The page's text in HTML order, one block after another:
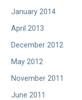
January 2014
April 2013
December 2012
May 2012
November 2011
June 2011